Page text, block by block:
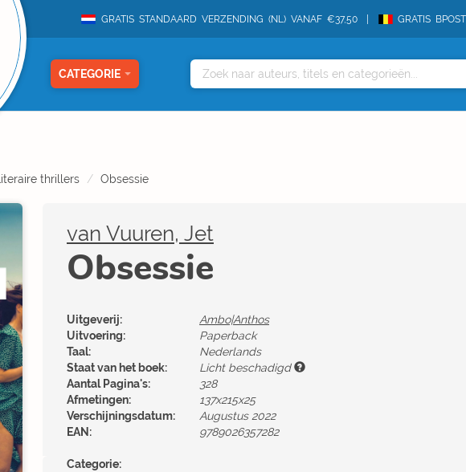
GRATIS STANDAARD VERZENDING (NL) VANAF €37,50 GRATIS
CATEGORIE
Literaire thrillers Obsessie
van Vuuren, Jet
Obsessie
Uitgeverij:
Ambo|Anthos
Uitvoering:
Paperback
Taal:
Nederlands
Staat van het boek:
Licht beschadigd
Aantal Pagina's:
328
Afmetingen:
137x215x25
Verschijningsdatum:
Augustus 2022
EAN:
9789026357282
Categorie: